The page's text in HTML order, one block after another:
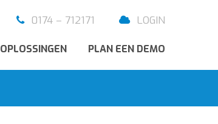
OPLOSSINGEN PLAN EEN DEMO
0174 – 712171 LOGIN